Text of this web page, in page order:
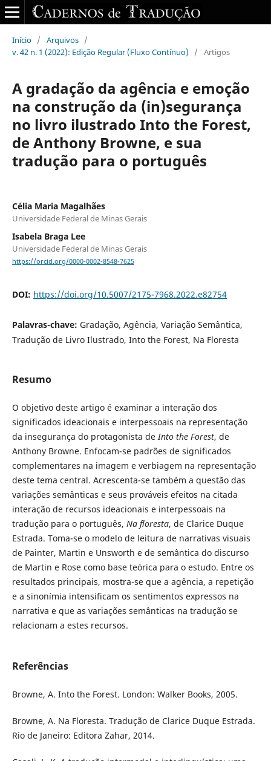
Início / Arquivos /
v. 42 n. 1 (2022): Edição Regular (Fluxo Contínuo)
/ Artigos
A gradação da agência e emoção
na construção da (in)segurança
no livro ilustrado Into the Forest,
de Anthony Browne, e sua
tradução para o português
Célia Maria Magalhães
Universidade Federal de Minas Gerais
Isabela Braga Lee
Universidade Federal de Minas Gerais
https://orcid.org/0000-0002-8548-7625
DOI: https://doi.org/10.5007/2175-7968.2022.e82754
Palavras-chave: Gradação, Agência, Variação Semântica,
Tradução de Livro Ilustrado, Into the Forest, Na Floresta
Resumo
O objetivo deste artigo é examinar a interação dos
significados ideacionais e interpessoais na representação
da insegurança do protagonista deInto the Forest, de
Anthony Browne. Enfocam-se padrões de significados
complementares na imagem e verbiagem na representação
deste tema central. Acrescenta-se também a questão das
variações semânticas e seus prováveis efeitos na citada
interação de recursos ideacionais e interpessoais na
tradução para o português, Na floresta, de Clarice Duque
Estrada. Toma-se o modelo de leitura de narrativas visuais
de Painter, Martin e Unsworth e de semântica do discurso
de Martin e Rose como base teórica para o estudo. Entre os
resultados principais, mostra-se que a agência, a repetição
e a sinonímia intensificam os sentimentos expressos na
narrativa e que as variações semânticas na tradução se
relacionam a estes recursos.
Referências
Browne, A. Into the Forest. London: Walker Books, 2005.
Browne, A. Na Floresta. Tradução de Clarice Duque Estrada.
Rio de Janeiro: Editora Zahar, 2014.